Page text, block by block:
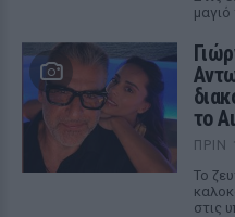
το
ΠΡΙΝ
Το
στις